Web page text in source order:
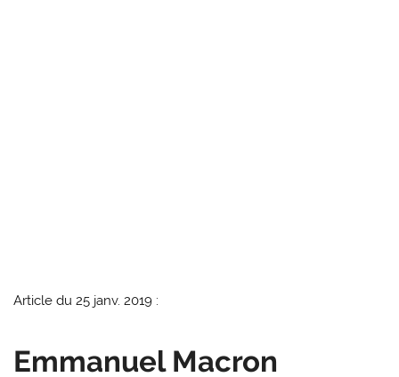
Article du 25 janv. 2019 :
Emmanuel Macron